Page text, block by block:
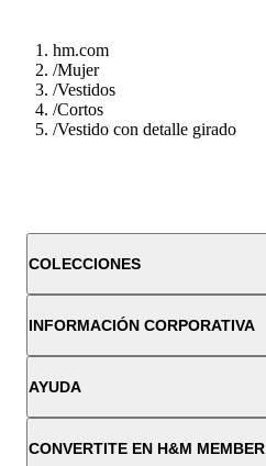
hm.com
/Mujer
/Vestidos
/Cortos
/Vestido con detalle girado
COLECCIONES
INFORMACIÓN CORPORATIVA
AYUDA
CONVERTITE EN H&M MEMBER